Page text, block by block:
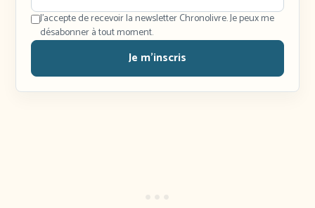
J'accepte de recevoir la newsletter Chronolivre. Je peux me
désabonner à tout moment.